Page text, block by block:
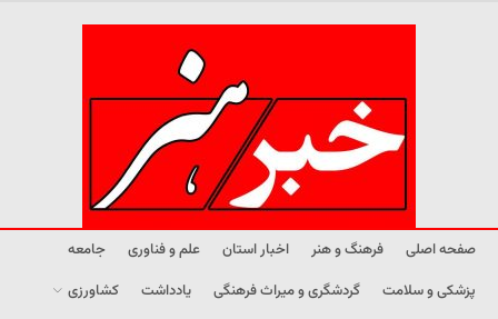
صفحه اصلی فرهنگ و هنر اخبار استان علم و فناوری
جامعه
پزشکی و سلامت
گردشگری و میراث فرهنگی یادداشت
کشاورزی